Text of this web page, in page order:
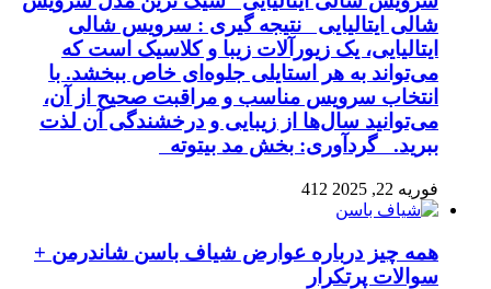
شالی ایتالیایی نتیجه گیری : سرویس شالی
ایتالیایی، یک زیورآلات زیبا و کلاسیک است که
می‌تواند به هر استایلی جلوه‌ای خاص ببخشد. با
انتخاب سرویس مناسب و مراقبت صحیح از آن،
می‌توانید سال‌ها از زیبایی و درخشندگی آن لذت
ببرید. گردآوری: بخش مد بیتوته
فوریه 22, 2025 412
همه چیز درباره عوارض شیاف باسن شاندرمن +
سوالات پرتکرار